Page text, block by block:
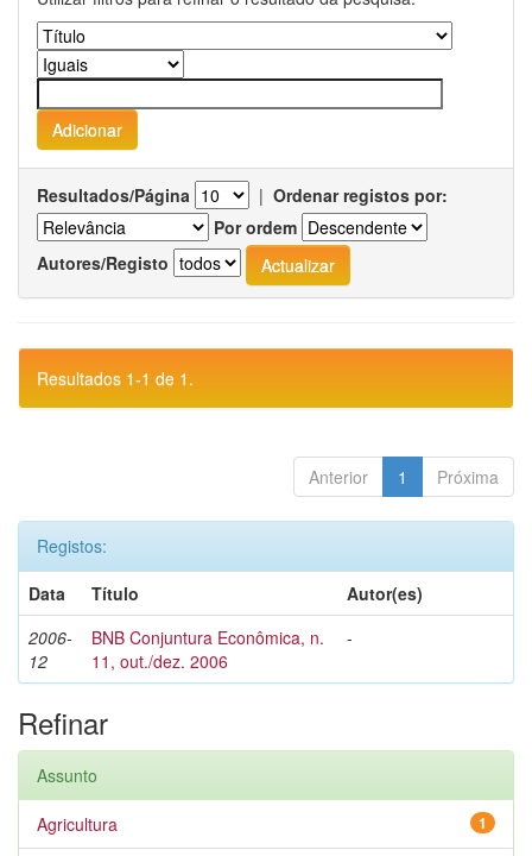
Resultados/Página | Ordenar registos por:
Por ordem
Autores/Registo
Resultados 1-1 de 1.
Anterior 1 Próxima
Registos:
Data
Título
Autor(es)
2006-
12
BNB Conjuntura Econômica, n.
11, out./dez. 2006
-
Refinar
Assunto
1
Agricultura